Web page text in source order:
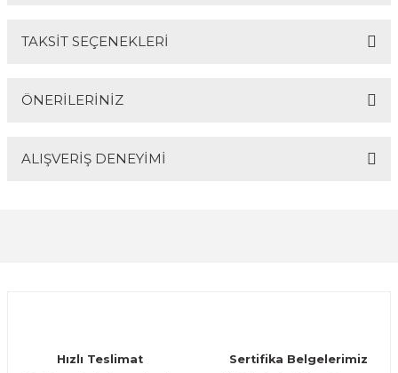
TAKSİT SEÇENEKLERİ
ÖNERİLERİNİZ
Bu ürünün fiyat bilgisi, resim, ürün açıklamalarında ve
Bu ürüne benzer farklı alternatifler olmalı.
ALIŞVERİŞ DENEYİMİ
Hızlı Teslimat
Sertifika Belgelerimiz